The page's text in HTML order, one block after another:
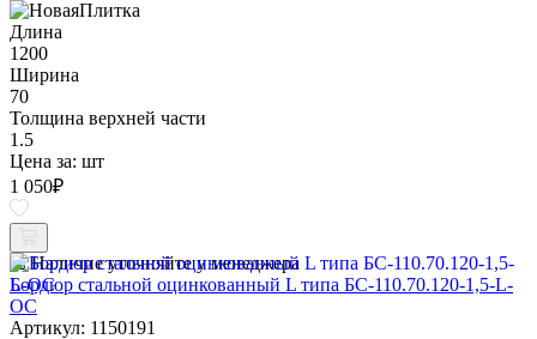
Длина
1200
Ширина
70
Толщина верхней части
1.5
Цена за: шт
1 050₽
Наличие уточняйте у менеджера
Бордюр стальной оцинкованный L типа БС-110.70.120-1,5-L-
ОС
Артикул: 1150191